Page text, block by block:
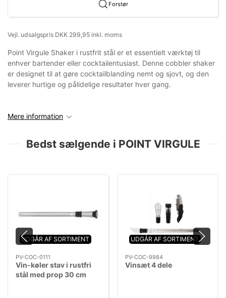
Forstør
Vejl. udsalgspris DKK 299,95 inkl. moms
Point Virgule Shaker i rustfrit stål er et essentielt værktøj til
enhver bartender eller cocktailentusiast. Denne cobbler shaker
er designet til at gøre cocktailblanding nemt og sjovt, og den
leverer hurtige og pålidelige resultater hver gang.
Mere information
Bedst sælgende i POINT VIRGULE
UDGÅR AF SORTIMENT
PV-COC-0111
Vin-køler stav i rustfri
stål med prop 30 cm
UDGÅR AF SORTIMENT
PV-COC-9984
Vinsæt 4 dele